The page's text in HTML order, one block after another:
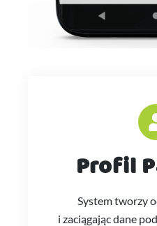
Profil
System tworzy
i zaciągając dane